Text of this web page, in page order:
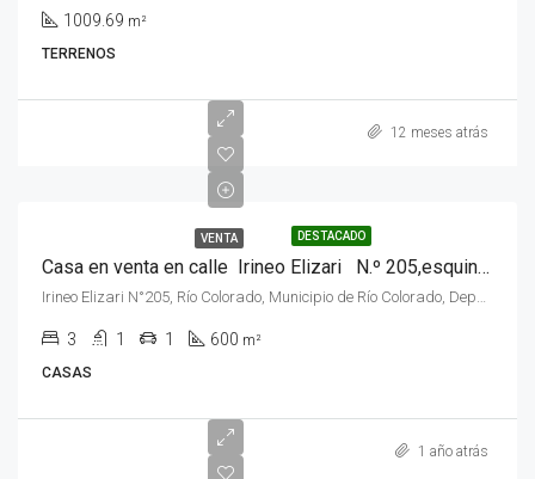
1009.69 m²
TERRENOS
12 meses atrás
DESTACADO
VENTA
Casa en venta en calle Irineo Elizari N.º 205,esquina, de la ciudad de Rio Colorado, Rio Negro.
Irineo Elizari N°205, Río Colorado, Municipio de Río Colorado, Departamento Pichi Mahuida, Río Negro, 8138, Argentina
3 1 1 600 m²
CASAS
1 año atrás